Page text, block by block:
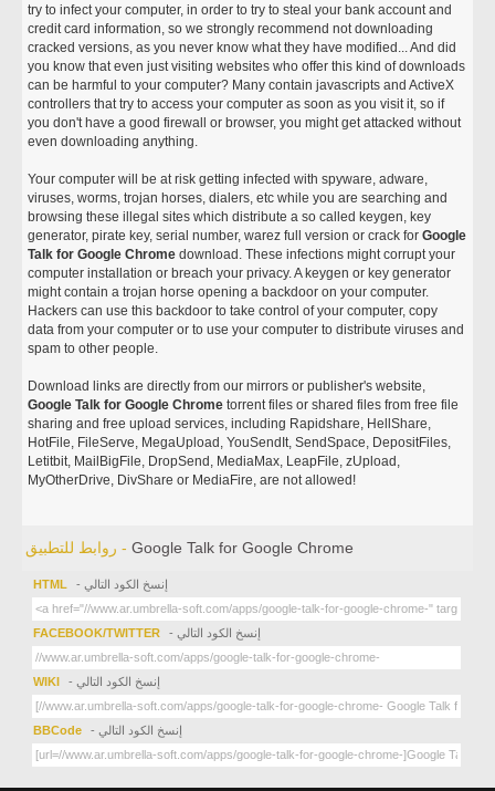
try to infect your computer, in order to try to steal your bank account and
credit card information, so we strongly recommend not downloading
cracked versions, as you never know what they have modified... And did
you know that even just visiting websites who offer this kind of downloads
can be harmful to your computer? Many contain javascripts and ActiveX
controllers that try to access your computer as soon as you visit it, so if
you don't have a good firewall or browser, you might get attacked without
even downloading anything.
Your computer will be at risk getting infected with spyware, adware,
viruses, worms, trojan horses, dialers, etc while you are searching and
browsing these illegal sites which distribute a so called keygen, key
generator, pirate key, serial number, warez full version or crack forGoogle
Talk for Google Chrome download. These infections might corrupt your
computer installation or breach your privacy. A keygen or key generator
might contain a trojan horse opening a backdoor on your computer.
Hackers can use this backdoor to take control of your computer, copy
data from your computer or to use your computer to distribute viruses and
spam to other people.
Download links are directly from our mirrors or publisher's website,
Google Talk for Google Chrome torrent files or shared files from free file
sharing and free upload services, including Rapidshare, HellShare,
HotFile, FileServe, MegaUpload, YouSendIt, SendSpace, DepositFiles,
Letitbit, MailBigFile, DropSend, MediaMax, LeapFile, zUpload,
MyOtherDrive, DivShare or MediaFire, are not allowed!
روابط للتطبيق -Google Talk for Google Chrome
HTML - إنسخ الكود التالي
FACEBOOK/TWITTER - إنسخ الكود التالي
WIKI - إنسخ الكود التالي
BBCode - إنسخ الكود التالي